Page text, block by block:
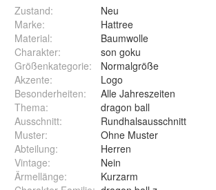
Zustand:
Neu
Marke:
Hattree
Material:
Baumwolle
Charakter:
son goku
Größenkategorie:
Normalgröße
Akzente:
Logo
Besonderheiten:
Alle Jahreszeiten
Thema:
dragon ball
Ausschnitt:
Rundhalsausschnitt
Muster:
Ohne Muster
Abteilung:
Herren
Vintage:
Nein
Ärmellänge:
Kurzarm